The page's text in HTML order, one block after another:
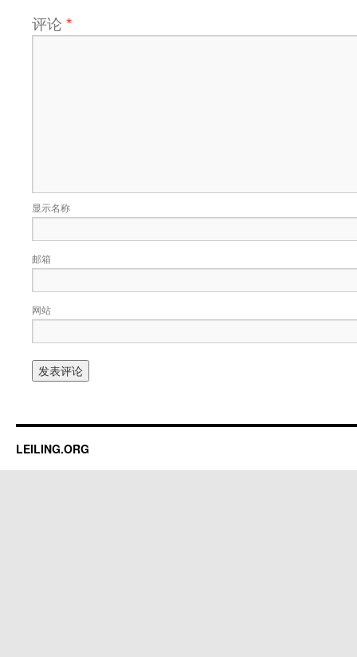
评论 *
显示名称
邮箱
网站
LEILING.ORG